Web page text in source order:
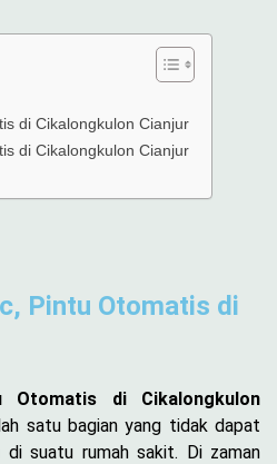
di Cikalongkulon Cianjur
di Cikalongkulon Cianjur
Pintu Otomatis di
di Cikalongkulon
satu bagian yang tidak dapat
suatu rumah sakit. Di zaman